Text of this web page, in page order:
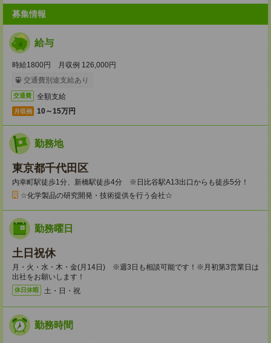
募集情報
給与
時給1800円 月収例 126,000円
交通費別途支給あり
交通費 全額支給
月収例 10～15万円
勤務地
東京都千代田区
内幸町駅徒歩1分、新橋駅徒歩4分 ※日比谷駅A13出口からも徒歩5分！
☆化学製品の研究開発・技術提供を行う会社☆
勤務曜日
土日祝休
月・火・水・木・金(月14日) ※週3日も相談可能です！※月初第3営業日は
出社をお願いします！
休日休暇 土・日・祝
勤務時間